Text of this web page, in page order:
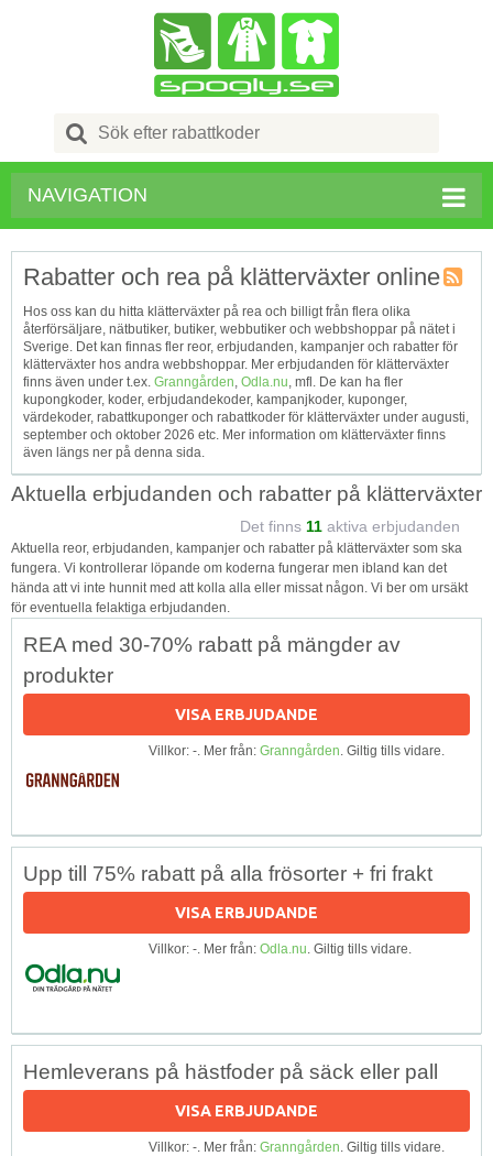
Search
for:
NAVIGATION
Tagg
RSS
Rabatter och rea på klätterväxter online
Hos oss kan du hitta klätterväxter på rea och billigt från flera olika
återförsäljare, nätbutiker, butiker, webbutiker och webbshoppar på nätet i
Sverige. Det kan finnas fler reor, erbjudanden, kampanjer och rabatter för
klätterväxter hos andra webbshoppar. Mer erbjudanden för klätterväxter
finns även under t.ex. Granngården, Odla.nu, mfl. De kan ha fler
kupongkoder, koder, erbjudandekoder, kampanjkoder, kuponger,
värdekoder, rabattkuponger och rabattkoder för klätterväxter under augusti,
september och oktober 2026 etc. Mer information om klätterväxter finns
även längs ner på denna sida.
Aktuella erbjudanden och rabatter på klätterväxter
Det finns 11 aktiva erbjudanden
Aktuella reor, erbjudanden, kampanjer och rabatter på klätterväxter som ska
fungera. Vi kontrollerar löpande om koderna fungerar men ibland kan det
hända att vi inte hunnit med att kolla alla eller missat någon. Vi ber om ursäkt
för eventuella felaktiga erbjudanden.
REA med 30-70% rabatt på mängder av
produkter
VISA ERBJUDANDE
Villkor: -. Mer från: Granngården. Giltig tills vidare.
Upp till 75% rabatt på alla frösorter + fri frakt
VISA ERBJUDANDE
Villkor: -. Mer från: Odla.nu. Giltig tills vidare.
Hemleverans på hästfoder på säck eller pall
VISA ERBJUDANDE
Villkor: -. Mer från: Granngården. Giltig tills vidare.